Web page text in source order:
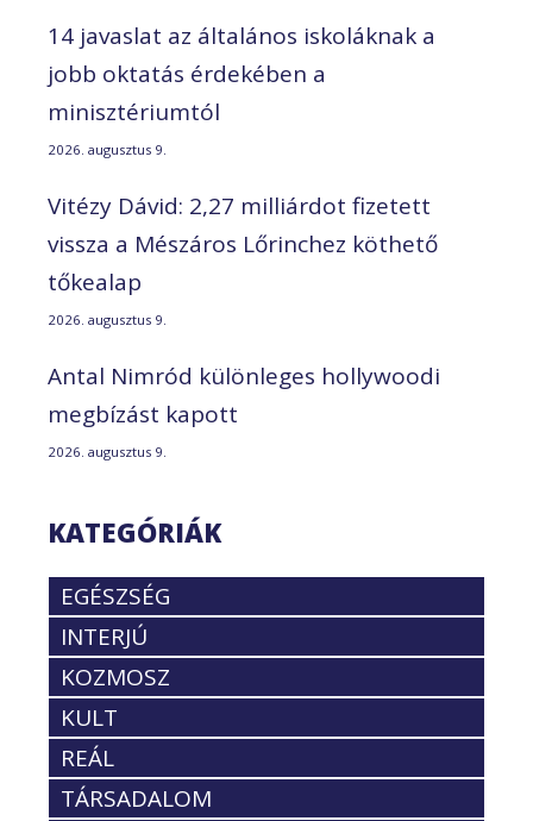
14 javaslat az általános iskoláknak a
jobb oktatás érdekében a
minisztériumtól
2026. augusztus 9.
Vitézy Dávid: 2,27 milliárdot fizetett
vissza a Mészáros Lőrinchez köthető
tőkealap
2026. augusztus 9.
Antal Nimród különleges hollywoodi
megbízást kapott
2026. augusztus 9.
KATEGÓRIÁK
EGÉSZSÉG
INTERJÚ
KOZMOSZ
KULT
REÁL
TÁRSADALOM